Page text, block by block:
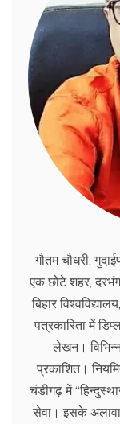
गौतम चौधरी,
एक छोटे शहर,
बिहार
पत्रकारिता में
लेखन।
प्रकाशित।
चंडीगढ़ में
सेवा। इसके अलावा